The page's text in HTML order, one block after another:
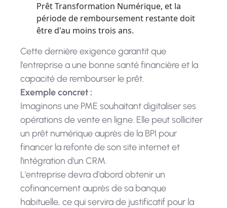
Prêt Transformation Numérique, et la
période de remboursement restante doit
être d'au moins trois ans.
Cette dernière exigence garantit que
l'entreprise a une bonne santé financière et la
capacité de rembourser le prêt.
Exemple concret :
Imaginons une PME souhaitant digitaliser ses
opérations de vente en ligne. Elle peut solliciter
un prêt numérique auprès de la BPI pour
financer la refonte de son site internet et
l'intégration d'un CRM.
L'entreprise devra d'abord obtenir un
cofinancement auprès de sa banque
habituelle, ce qui servira de justificatif pour la